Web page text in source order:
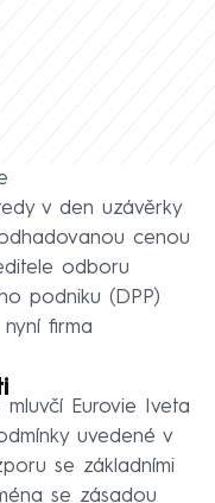
v den uzávěrky
cenou
odboru
podniku (DPP)
firma
Eurovie Iveta
uvedené v
se základními
se zásadou